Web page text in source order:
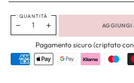
QUANTITÀ
+
AGGIUNGI
Pagamento sicuro (criptato